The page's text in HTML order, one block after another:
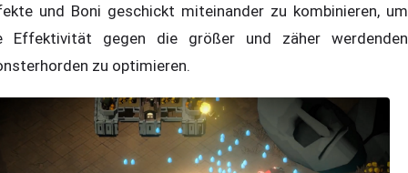
und Boni geschickt miteinander zu kombinieren, um
Effektivität gegen die größer und zäher werdenden
zu optimieren.